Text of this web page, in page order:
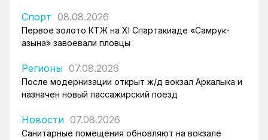
Спорт 08.08.2026
Первое золото КТЖ на XI Спартакиаде «Самрук-
Қазына» завоевали пловцы
Регионы 07.08.2026
После модернизации открыт ж/д вокзал Аркалыка и
назначен новый пассажирский поезд
Новости 07.08.2026
Санитарные помещения обновляют на вокзале